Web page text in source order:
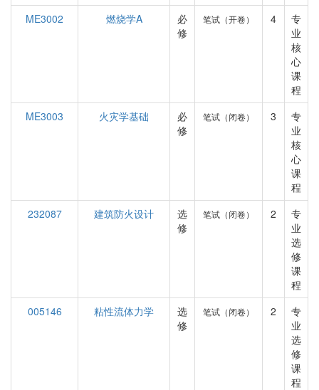
ME3002
燃烧学A
必
修
笔试（开卷） 4
专
业
核
心
课
程
ME3003
火灾学基础
必
修
笔试（闭卷） 3
专
业
核
心
课
程
232087
建筑防火设计
选
修
笔试（闭卷） 2
专
业
选
修
课
程
005146
粘性流体力学
选
修
笔试（闭卷） 2
专
业
选
修
课
程